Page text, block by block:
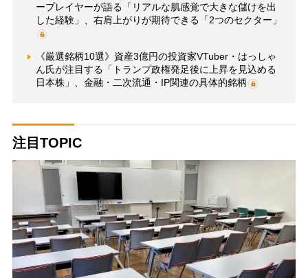
ープレイヤーが語る「リアルな肌感覚で大きな儲けを出
した経験」、右肩上がりが期待できる「2つのセクター」
《厳選銘柄10選》資産3億円の投資家VTuber・はっしゃ
ん氏が注目する「トランプ政権発足後に上昇を見込める
日本株」、金融・二次流通・IP関連の具体的銘柄
注目TOPIC